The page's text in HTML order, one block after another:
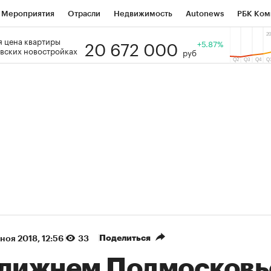
Мероприятия Отрасли Недвижимость Autonews РБК
РБК Образование Тренды
цена квартиры
новостройках
20 672 000 руб
+5.87%
2018, 12:56 33 Поделиться